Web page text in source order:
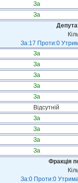
За
За
За:17 Проти:0
За
За
За
За
За
Відсутній
За
За
За
За
Фракція
За:0 Проти:0